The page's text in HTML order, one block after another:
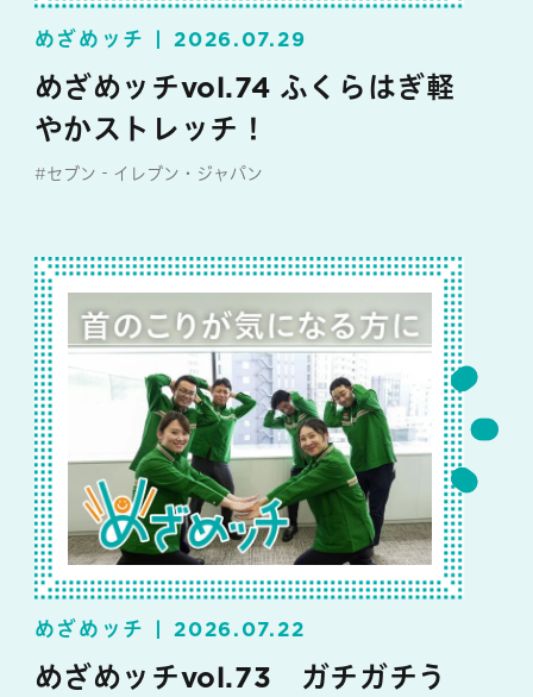
めざめッチ 2026.07.29
めざめッチvol.74 ふくらはぎ軽
やかストレッチ！
#セブン‐イレブン・ジャパン
めざめッチ 2026.07.22
めざめッチvol.73 ガチガチう